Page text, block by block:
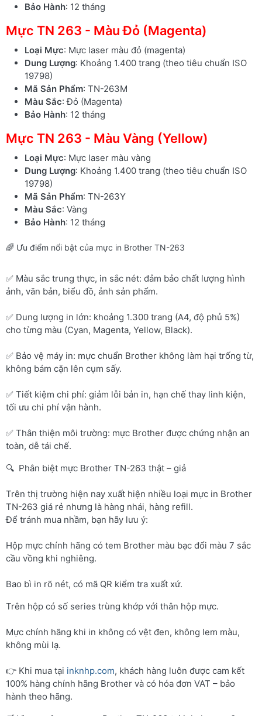
Bảo Hành: 12 tháng
Mực TN 263 - Màu Đỏ (Magenta)
Loại Mực: Mực laser màu đỏ (magenta)
Dung Lượng: Khoảng 1.400 trang (theo tiêu chuẩn ISO
19798)
Mã Sản Phẩm: TN-263M
Màu Sắc: Đỏ (Magenta)
Bảo Hành: 12 tháng
Mực TN 263 - Màu Vàng (Yellow)
Loại Mực: Mực laser màu vàng
Dung Lượng: Khoảng 1.400 trang (theo tiêu chuẩn ISO
19798)
Mã Sản Phẩm: TN-263Y
Màu Sắc: Vàng
Bảo Hành: 12 tháng
🌈 Ưu điểm nổi bật của mực in Brother TN-263
✅ Màu sắc trung thực, in sắc nét: đảm bảo chất lượng hình
ảnh, văn bản, biểu đồ, ảnh sản phẩm.
✅ Dung lượng in lớn: khoảng 1.300 trang (A4, độ phủ 5%)
cho từng màu (Cyan, Magenta, Yellow, Black).
✅ Bảo vệ máy in: mực chuẩn Brother không làm hại trống từ,
không bám cặn lên cụm sấy.
✅ Tiết kiệm chi phí: giảm lỗi bản in, hạn chế thay linh kiện,
tối ưu chi phí vận hành.
✅ Thân thiện môi trường: mực Brother được chứng nhận an
toàn, dễ tái chế.
🔍 Phân biệt mực Brother TN-263 thật – giả
Trên thị trường hiện nay xuất hiện nhiều loại mực in Brother
TN-263 giá rẻ nhưng là hàng nhái, hàng refill.
Để tránh mua nhầm, bạn hãy lưu ý:
Hộp mực chính hãng có tem Brother màu bạc đổi màu 7 sắc
cầu vồng khi nghiêng.
Bao bì in rõ nét, có mã QR kiểm tra xuất xứ.
Trên hộp có số series trùng khớp với thân hộp mực.
Mực chính hãng khi in không có vệt đen, không lem màu,
không mùi lạ.
👉 Khi mua tại inknhp.com, khách hàng luôn được cam kết
100% hàng chính hãng Brother và có hóa đơn VAT – bảo
hành theo hãng.